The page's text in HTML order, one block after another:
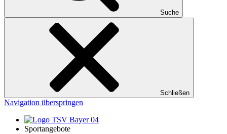
Suche
Schließen
Navigation überspringen
Sportangebote